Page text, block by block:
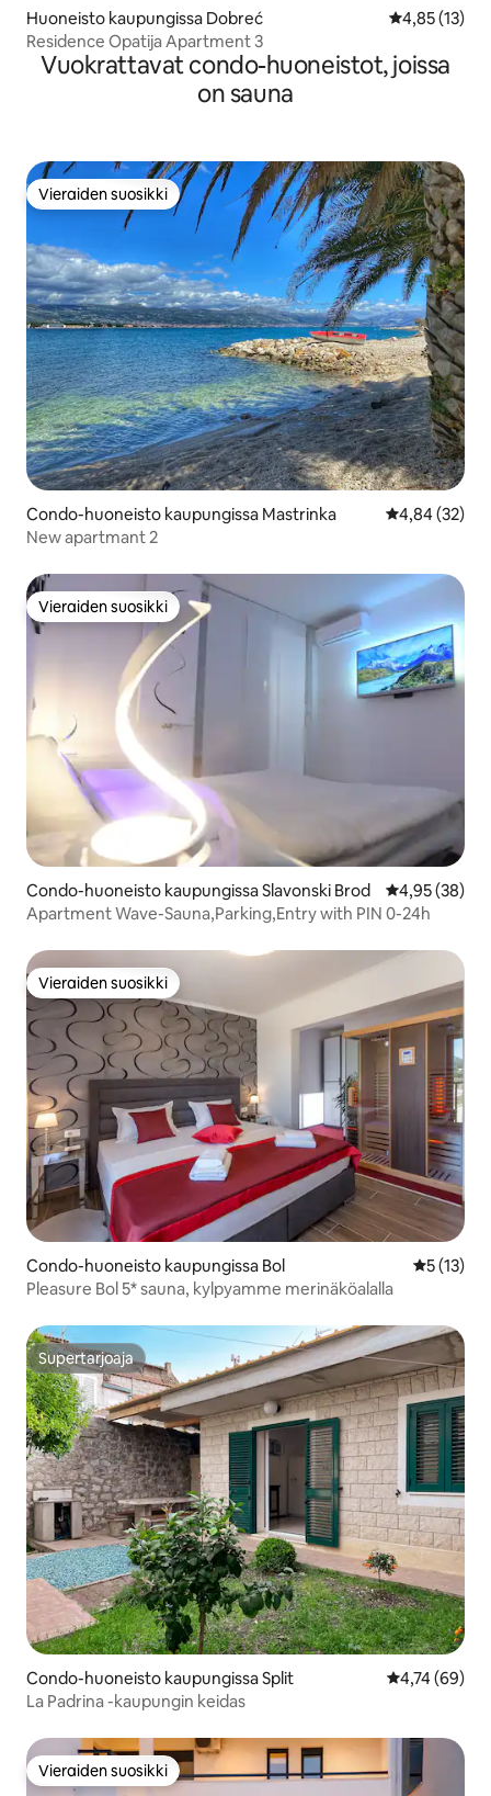
Huoneisto kaupungissa Dobreć
4,85 (13)
Residence Opatija Apartment 3
Vuokrattavat condo-huoneistot, joissa
on sauna
Vieraiden suosikki
Vieraiden suosikki
Condo-huoneisto kaupungissa Mastrinka
4,84 (32)
New apartmant 2
Vieraiden suosikki
Vieraiden suosikki
Condo-huoneisto kaupungissa Slavonski Brod
4,95 (38)
Apartment Wave-Sauna,Parking,Entry with PIN 0-24h
Vieraiden suosikki
Vieraiden suosikki
Condo-huoneisto kaupungissa Bol
5 (13)
Pleasure Bol 5* sauna, kylpyamme merinäköalalla
Supertarjoaja
Supertarjoaja
Condo-huoneisto kaupungissa Split
4,74 (69)
La Padrina -kaupungin keidas
Vieraiden suosikki
Vieraiden suosikki